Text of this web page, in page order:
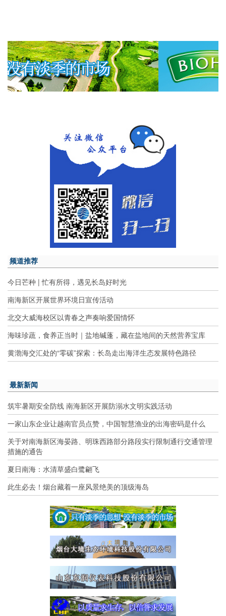
频道推荐
今日芒种 | 忙有所得，遇见长岛好时光
南海新区开展世界环境日宣传活动
北交大威海校区以青春之声奏响爱国情怀
海味珍蔬，食养正当时｜盐地碱蓬，藏在盐地间的天然营养宝库
黄渤海交汇处的“零碳”探索：长岛走出海洋生态发展特色路径
最新新闻
筑牢暑期安全防线 南海新区开展防溺水文明实践活动
一家山东企业让越南官员点赞，中国智慧渔业的出海密码是什么
关于对南海新区海晏路、明珠西路部分路段实行限制通行交通管理
措施的通告
夏日南海：水清草盛白鹭翩飞
此生必去！烟台藏着一座风景绝美的顶级海岛